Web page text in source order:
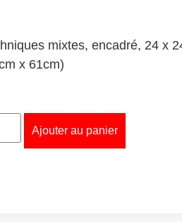
mixtes, encadré, 24 x
x 61cm)
Ajouter au panier